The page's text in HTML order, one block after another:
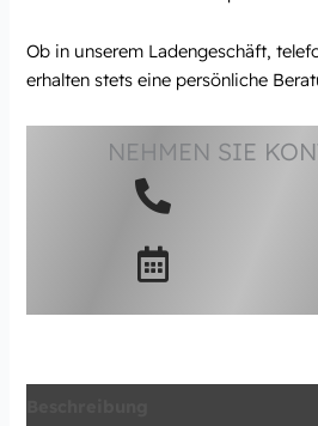
Ob in unserem Ladengeschäft,
erhalten stets eine persönliche
NEHMEN SIE